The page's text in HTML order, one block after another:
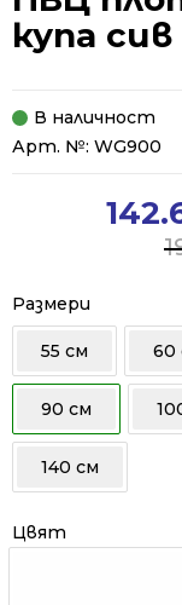
купа
В наличност
Арт. №: WG900
192.25 €
/
376.01 лв..
142.65 €
/
279.00 лв..
Размери
55 см 60
90 см
140 см
Цвят